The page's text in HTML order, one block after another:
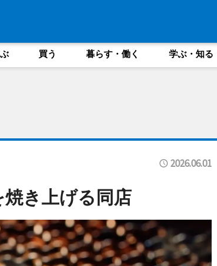
買う 暮らす・働く 学ぶ・知る
2026.06.01
き上げる同店